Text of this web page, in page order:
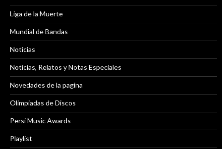
Liga de la Muerte
Mundial de Bandas
Noticias
Noticias, Relatos y Notas Especiales
Novedades de la pagina
Olimpiadas de Discos
Persi Music Awards
Playlist